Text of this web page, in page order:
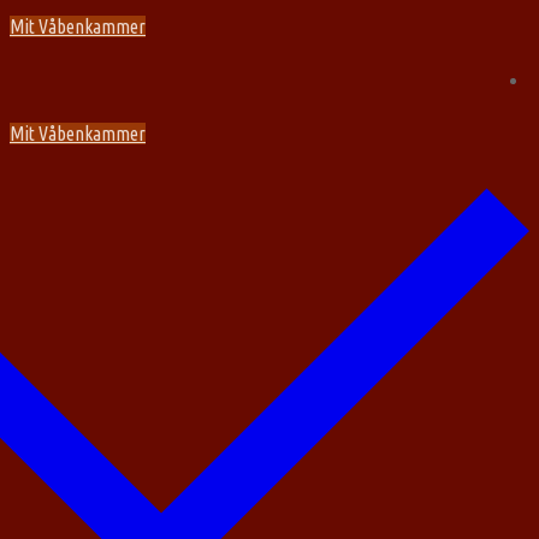
Spring
Menu
Luk
Mit Våbenkammer
Mit Våbenkammer